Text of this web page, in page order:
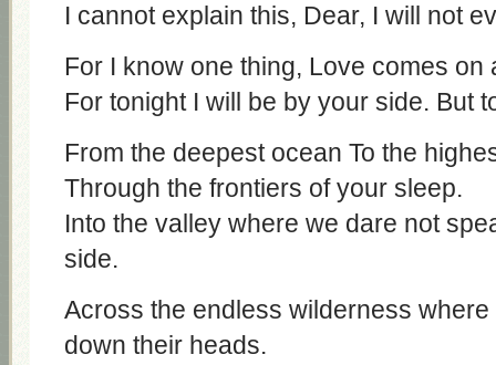
I cannot explain this, Dear, I will not
For I know one thing, Love comes on
For tonight I will be by your side. But
From the deepest ocean To the
Through the frontiers of your sleep.
Into the valley where we dare not
side.
Across the endless wilderness
down their heads.